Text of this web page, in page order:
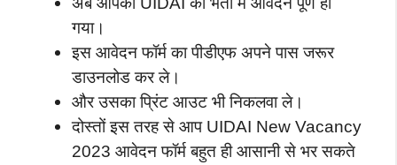
गया।
इस आवेदन फॉर्म का पीडीएफ अपने पास जरूर
डाउनलोड कर ले।
और उसका प्रिंट आउट भी निकलवा ले।
दोस्तों इस तरह से आप UIDAI New Vacancy
2023 आवेदन फॉर्म बहुत ही आसानी से भर सकते